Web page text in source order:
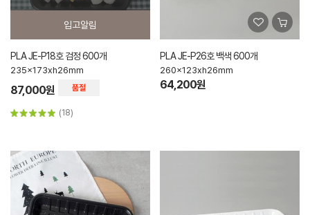
입고알림
PLA JE-P18호 검정 600개
235x173xh26mm
87,000원
(18)
PLA JE-P26호 백색 600개
260x123xh26mm
64,200원